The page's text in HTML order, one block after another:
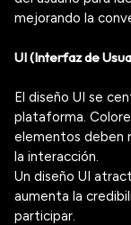
mejorando la
UI (Interfaz de
El diseño UI se
plataforma.
elementos deben
la interacción.
Un diseño UI
aumenta la
participar.